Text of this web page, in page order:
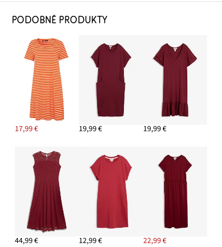
PODOBNÉ PRODUKTY
17,99 € 19,99 € 19,99 €
44,99 € 12,99 € 22,99 €